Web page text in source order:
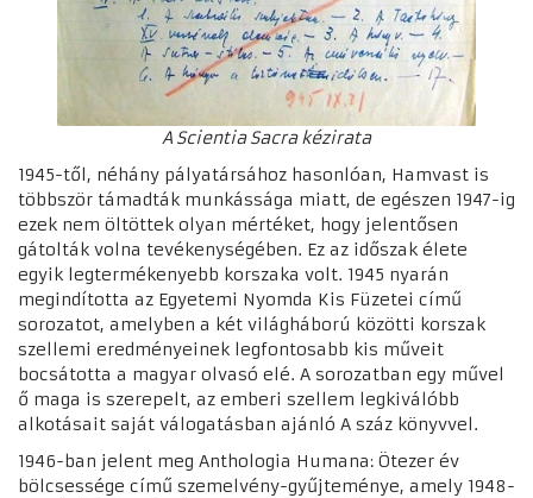
A Scientia Sacra kézirata
1945-től, néhány pályatársához hasonlóan, Hamvast is
többször támadták munkássága miatt, de egészen 1947-ig
ezek nem öltöttek olyan mértéket, hogy jelentősen
gátolták volna tevékenységében. Ez az időszak élete
egyik legtermékenyebb korszaka volt. 1945 nyarán
megindította az Egyetemi Nyomda Kis Füzetei című
sorozatot, amelyben a két világháború közötti korszak
szellemi eredményeinek legfontosabb kis műveit
bocsátotta a magyar olvasó elé. A sorozatban egy művel
ő maga is szerepelt, az emberi szellem legkiválóbb
alkotásait saját válogatásban ajánló A száz könyvvel.
1946-ban jelent meg Anthologia Humana: Ötezer év
bölcsessége című szemelvény-gyűjteménye, amely 1948-